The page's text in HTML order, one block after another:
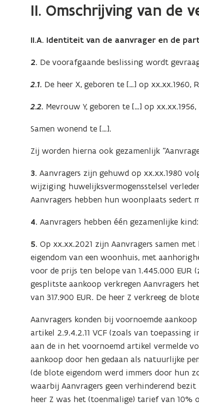
II. Omschrijving van de
II.A. Identiteit van de aanvrager en de
2. De voorafgaande beslissing wordt
2.1. De heer X, geboren te […] op xx.xx.1960,
2.2. Mevrouw Y, geboren te […] op xx.xx.1956,
Samen wonend te […].
Zij worden hierna ook gezamenlijk
3. Aanvragers zijn gehuwd op xx.xx.1980
wijziging huwelijksvermogensstelsel
Aanvragers hebben hun woonplaats sedert
4.Aanvragers hebben één gezamenlijke
5. Op xx.xx.2021 zijn Aanvragers samen
eigendom van een woonhuis, met
voor de prijs ten belope van 1.445.000 EUR
gesplitste aankoop verkregen Aanvragers
van 317.900 EUR. De heer Z verkreeg de
Aanvragers konden bij voornoemde
artikel 2.9.4.2.11 VCF (zoals van
aan de in het voornoemd artikel vermelde
aankoop door hen gedaan als natuurlijke
(de blote eigendom werd immers door hun
waarbij Aanvragers geen verhinderend
heer Z was het (toenmalige) tarief van 10%